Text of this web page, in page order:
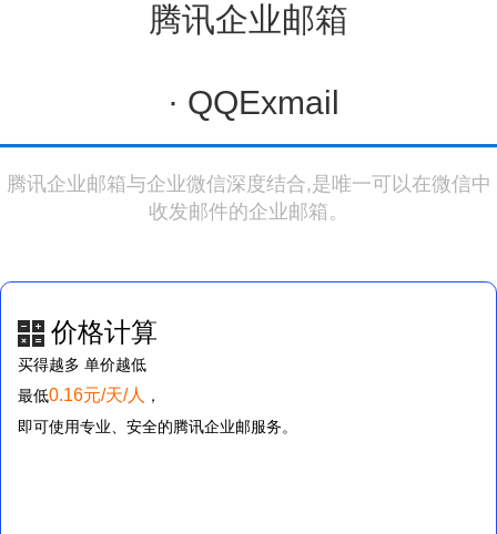
腾讯企业邮箱
· QQExmail
腾讯企业邮箱与企业微信深度结合,是唯一可以在微信中
收发邮件的企业邮箱。
价格计算
买得越多 单价越低
最低0.16元/天/人
，
即可使用专业、安全的腾讯企业邮服务。